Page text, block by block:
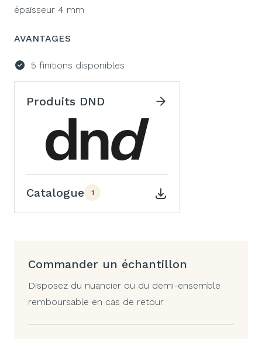
épaisseur 4 mm
AVANTAGES
5 finitions disponibles
Produits DND
Catalogue 1
Commander un échantillon
Disposez du nuancier ou du demi-ensemble
remboursable en cas de retour